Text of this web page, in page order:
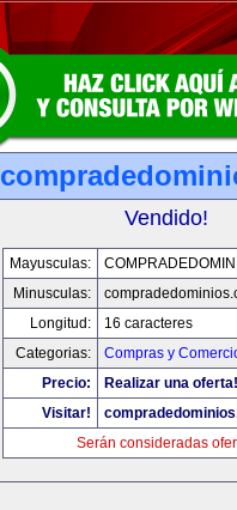
Vendido!
Mayusculas:
Minusculas:
Longitud:
16 caracteres
Categorias:
Compras y
Precio:
Realizar una oferta!
Visitar!
Serán consideradas